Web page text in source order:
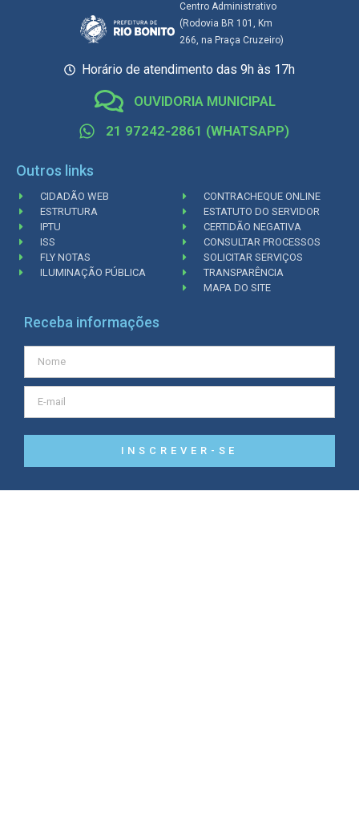
Centro Administrativo
(Rodovia BR 101, Km
266, na Praça Cruzeiro)
Horário de atendimento das 9h às 17h
OUVIDORIA MUNICIPAL
21 97242-2861 (WHATSAPP)
Outros links
CIDADÃO WEB
ESTRUTURA
IPTU
ISS
FLY NOTAS
ILUMINAÇÃO PÚBLICA
CONTRACHEQUE ONLINE
ESTATUTO DO SERVIDOR
CERTIDÃO NEGATIVA
CONSULTAR PROCESSOS
SOLICITAR SERVIÇOS
TRANSPARÊNCIA
MAPA DO SITE
Receba informações
INSCREVER-SE